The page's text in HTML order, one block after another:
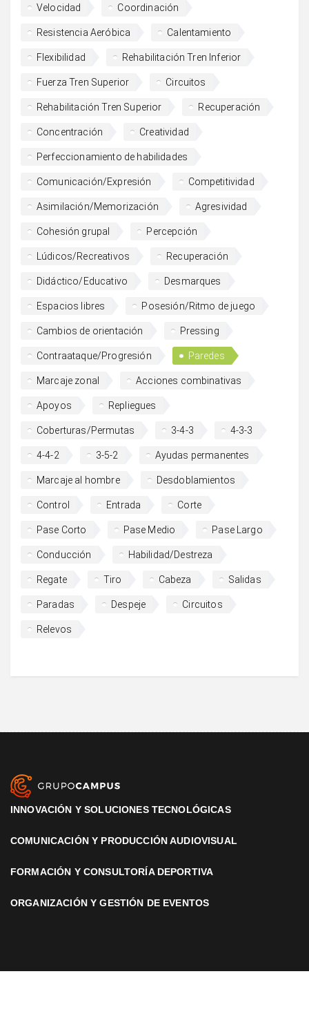
Velocidad Coordinación
Resistencia Aeróbica Calentamiento
Flexibilidad Rehabilitación Tren Inferior
Fuerza Tren Superior Circuitos
Rehabilitación Tren Superior Recuperación
Concentración Creatividad
Perfeccionamiento de habilidades
Comunicación/Expresión Competitividad
Asimilación/Memorización Agresividad
Cohesión grupal Percepción
Lúdicos/Recreativos Recuperación
Didáctico/Educativo Desmarques
Espacios libres Posesión/Ritmo de juego
Cambios de orientación Pressing
Contraataque/Progresión Paredes
Marcaje zonal Acciones combinativas
Apoyos Repliegues
Coberturas/Permutas 3-4-3 4-3-3
4-4-2 3-5-2 Ayudas permanentes
Marcaje al hombre Desdoblamientos
Control Entrada Corte
Pase Corto Pase Medio Pase Largo
Conducción Habilidad/Destreza
Regate Tiro Cabeza Salidas
Paradas Despeje Circuitos
Relevos
INNOVACIÓN Y SOLUCIONES TECNOLÓGICAS
COMUNICACIÓN Y PRODUCCIÓN AUDIOVISUAL
FORMACIÓN Y CONSULTORÍA DEPORTIVA
ORGANIZACIÓN Y GESTIÓN DE EVENTOS